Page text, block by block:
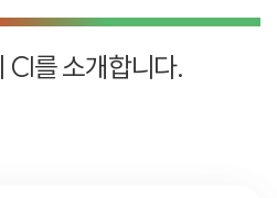
CI를 소개합니다.